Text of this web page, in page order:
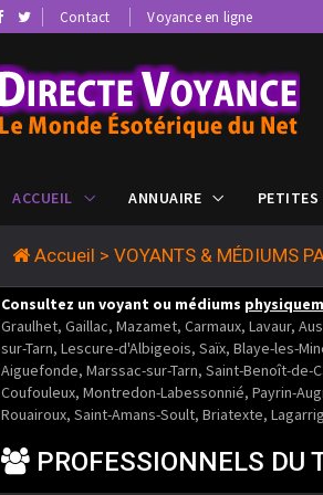
Contact Voyance en ligne
ACCUEIL ANNUAIRE PETITES
Accueil > VOYANTS & MÉDIUMS
Consultez un voyant ou médiums
Graulhet, Gaillac, Mazamet, Carmaux, Lavaur,
sur-Tarn, Lescure-d'Albigeois, Saïx, Blaye-les-
Aiguefonde, Marssac-sur-Tarn, Saint-Benoît-
Coufouleux, Montredon-Labessonnié, Payrin-
Rouairoux, Saint-Amans-Soult, Briatexte,
PROFESSIONNELS DU